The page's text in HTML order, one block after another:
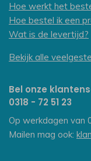
Hoe werkt het
Hoe bestel ik een
Wat is de levertijd?
Bekijk alle
Bel onze
0318 - 72 51 23
Op werkdagen van
Mailen mag ook: